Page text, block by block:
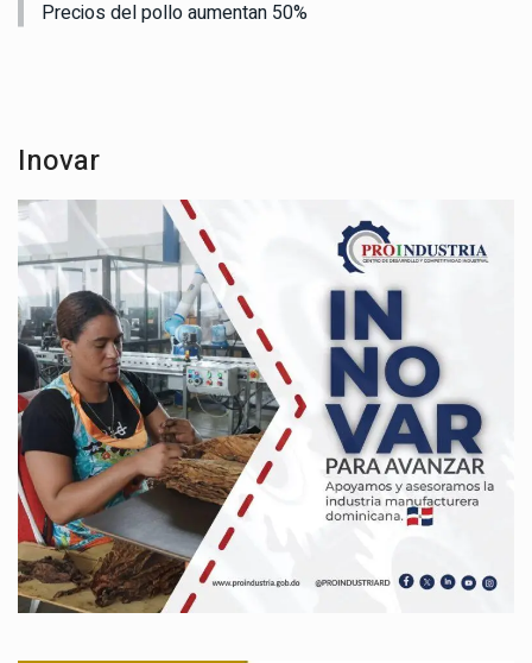
Precios del pollo aumentan 50%
Inovar